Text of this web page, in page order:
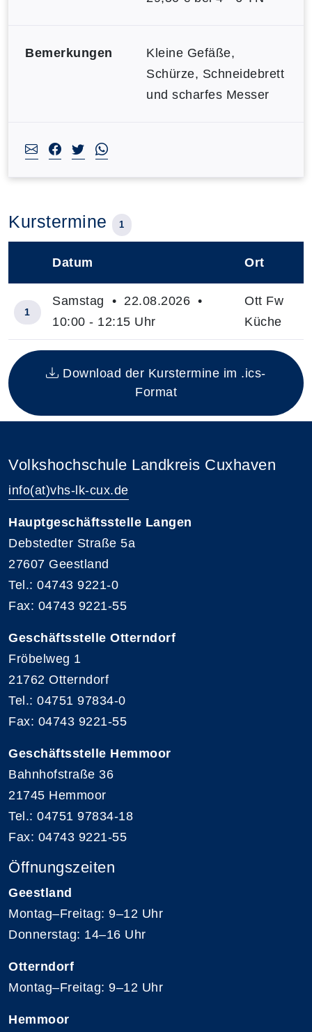
Bemerkungen
Kleine Gefäße,
Schürze, Schneidebrett
und scharfes Messer
Kurstermine 1
Insgesamt gibt es 1 Termine zum diesen Kurs
Datum Ort
1
Samstag • 22.08.2026 •
10:00 - 12:15 Uhr
Ott Fw
Küche
Download der Kurstermine im .ics-
Format
Volkshochschule Landkreis Cuxhaven
info(at)vhs-lk-cux.de
Hauptgeschäftsstelle Langen
Debstedter Straße 5a
27607 Geestland
Tel.: 04743 9221-0
Fax: 04743 9221-55
Geschäftsstelle Otterndorf
Fröbelweg 1
21762 Otterndorf
Tel.: 04751 97834-0
Fax: 04743 9221-55
Geschäftsstelle Hemmoor
Bahnhofstraße 36
21745 Hemmoor
Tel.: 04751 97834-18
Fax: 04743 9221-55
Öffnungszeiten
Geestland
Montag–Freitag: 9–12 Uhr
Donnerstag: 14–16 Uhr
Otterndorf
Montag–Freitag: 9–12 Uhr
Hemmoor